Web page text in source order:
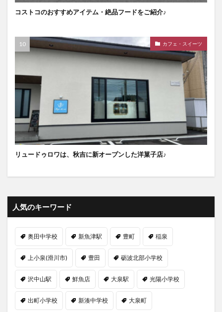
コストコのおすすめアイテム・絶品フードをご紹介♪
カフェ・スイーツ
リュードゥロワは、秋吉に新オープンした洋菓子店♪
人気のキーワード
奥田中学校 新魚津駅 豊町 稲泉
上小泉(滑川市) 豊田 砺波北部小学校
沢中山駅 鮮魚店 大泉駅 光陽小学校
出町小学校 新湊中学校 大泉町